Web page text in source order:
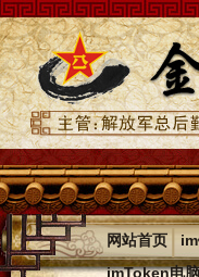
网站首页|
imToken电